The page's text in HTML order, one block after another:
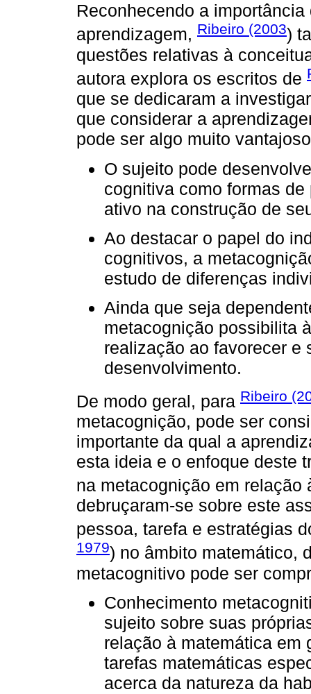
Reconhecendo a
aprendizagem, Ribeiro (2003)
questões relativas à
autora explora os escritos de
que se dedicaram a
que considerar a
pode ser algo muito
O sujeito pode
cognitiva como formas
ativo na construção de
Ao destacar o papel do
cognitivos, a
estudo de diferenças
Ainda que seja
metacognição possibilita
realização ao favorecer e
desenvolvimento.
De modo geral, para Ribeiro
metacognição, pode ser
importante da qual a
esta ideia e o enfoque deste
na metacognição em
debruçaram-se sobre este
pessoa, tarefa e estratégias
1979) no âmbito matemático,
metacognitivo pode ser
Conhecimento
sujeito sobre suas
relação à matemática em
tarefas matemáticas
acerca da natureza da